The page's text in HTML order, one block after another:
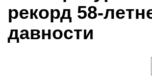
рекорд 58-
давности